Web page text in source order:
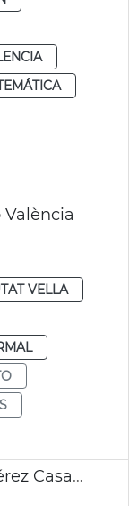
VELLA
Luto oficial muerte Ricard Pérez Casado, exalcalde de València